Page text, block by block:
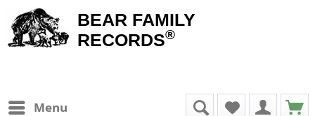
BEAR FAMILY
RECORDS®
Menu